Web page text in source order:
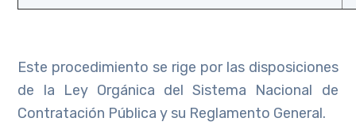
Este procedimiento se rige por las disposiciones
de la Ley Orgánica del Sistema Nacional de
Contratación Pública y su Reglamento General.